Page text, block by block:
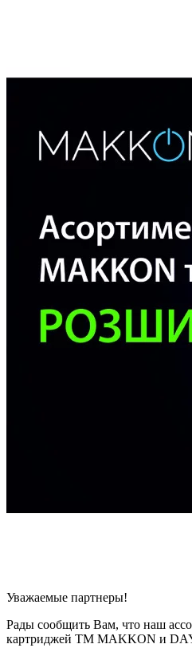
Уважаемые партнеры!
Рады сообщить Вам, что наш
картриджей ТМ MAKKON и